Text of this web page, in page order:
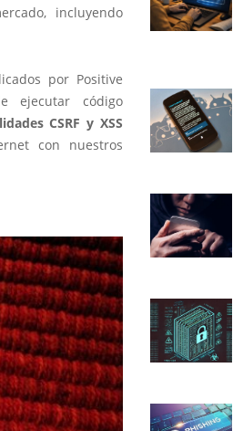
incluyendo
por Positive
ejecutar código
CSRF y XSS
con nuestros